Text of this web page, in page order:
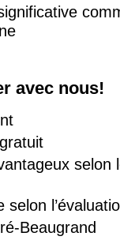
avec nous!
selon
Beaugrand